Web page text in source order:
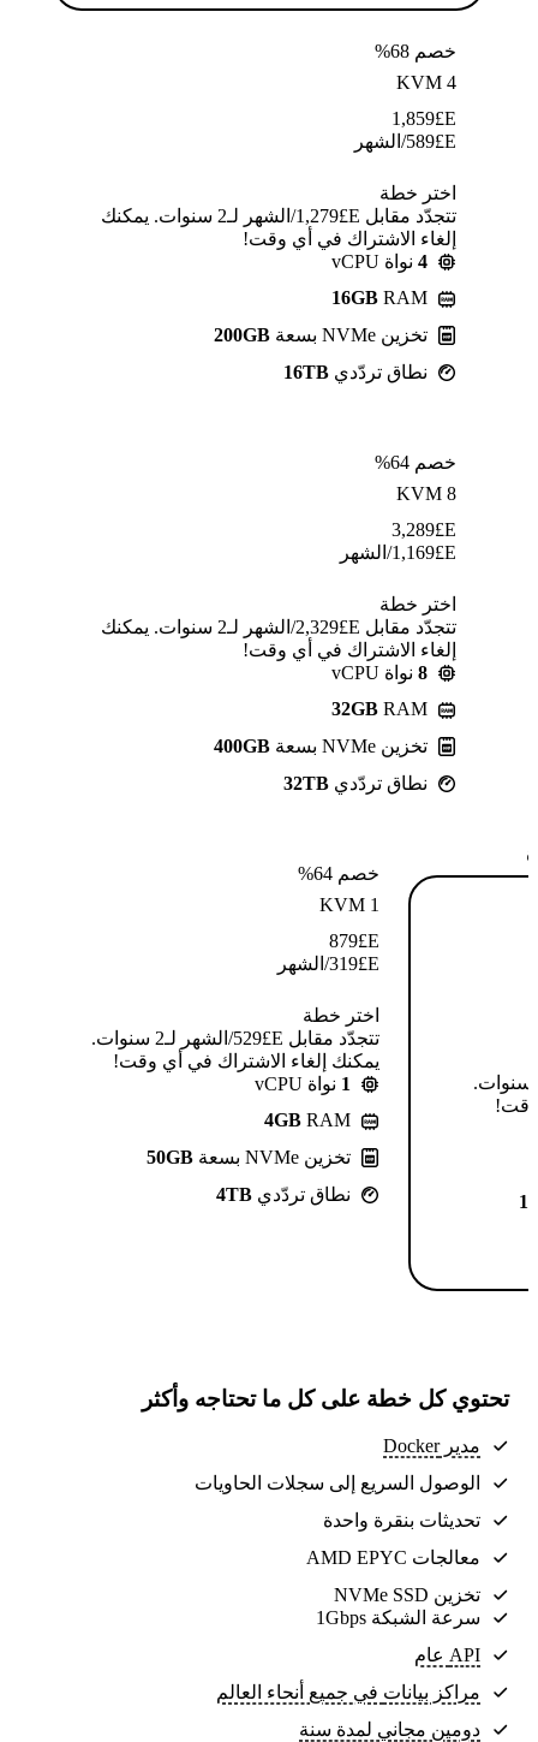
خصم 68%
KVM 4
E£
1,859
E£
589/الشهر
اختر خطة
تتجدّد مقابل E£⁦1,279⁩/الشهر لـ2 سنوات. يمكنك
إلغاء الاشتراك في أي وقت!
4 نواة vCPU
16GB RAM
تخزين NVMe بسعة
200GB
نطاق تردّدي 16TB
خصم 64%
KVM 8
E£
3,289
E£
1,169/الشهر
اختر خطة
تتجدّد مقابل E£⁦2,329⁩/الشهر لـ2 سنوات. يمكنك
إلغاء الاشتراك في أي وقت!
8 نواة vCPU
32GB RAM
تخزين NVMe بسعة
400GB
نطاق تردّدي 32TB
خصم 64%
KVM 1
E£
879
E£
319/الشهر
اختر خطة
تتجدّد مقابل E£⁦529⁩/الشهر لـ2 سنوات.
يمكنك إلغاء الاشتراك في أي وقت!
1 نواة vCPU
4GB RAM
تخزين NVMe بسعة
50GB
نطاق تردّدي 4TB
تتجدّد مقابل E£⁦639⁩/الشهر لـ2 سنوات.
وقت!
تحتوي كل خطة على كل ما تحتاجه وأكثر
مدير Docker
الوصول السريع إلى سجلات الحاويات
تحديثات بنقرة واحدة
معالجات AMD EPYC
تخزين NVMe SSD
سرعة الشبكة 1Gbps
API عام
مراكز بيانات في جميع أنحاء العالم
دومين مجاني لمدة سنة